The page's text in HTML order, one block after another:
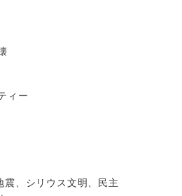
ィー
震、シリウス文明、民主